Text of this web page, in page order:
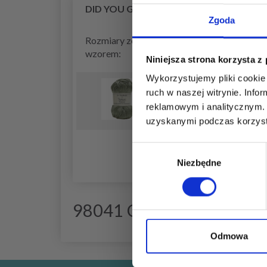
Zgoda
Niniejsza strona korzysta z
Wykorzystujemy pliki
ruch w naszej witrynie.
reklamowym i
uzyskanymi podczas
Niezbędne
Odmowa
DID YOU GET EVERYTHING?
Rozmiary zestawu z
wzorem:
Idź Handmade Tencel
98041 Cardigan Laura -